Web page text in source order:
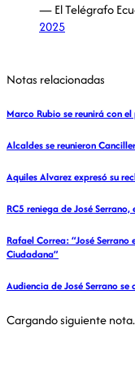
— El Telégrafo
2025
Notas relacionadas
Marco Rubio se reunirá con
Alcaldes se reunieron
Aquiles Alvarez expresó su
RC5 reniega de José
Rafael Correa: “José
Ciudadana”
Audiencia de José Serrano